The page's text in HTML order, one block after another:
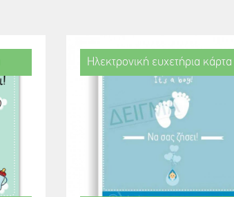
Ηλεκτρονική ευχετήρια κάρτα